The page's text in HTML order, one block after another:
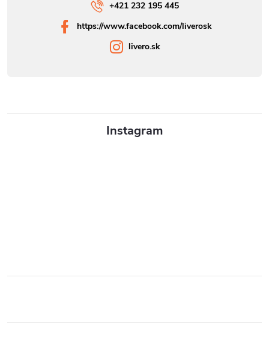
Instagram
+421 232 195 445
https://www.facebook.com/liverosk
livero.sk